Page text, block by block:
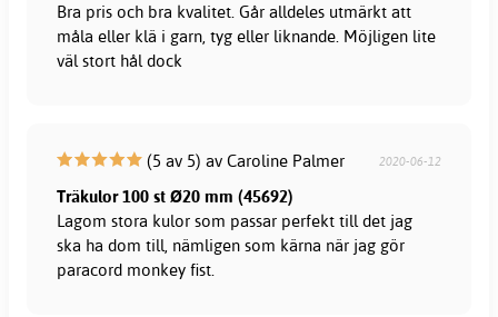
Bra pris och bra kvalitet. Går alldeles utmärkt att
måla eller klä i garn, tyg eller liknande. Möjligen lite
väl stort hål dock
(5 av 5) av Caroline Palmer 2020-06-12
Träkulor 100 st Ø20 mm (45692)
Lagom stora kulor som passar perfekt till det jag
ska ha dom till, nämligen som kärna när jag gör
paracord monkey fist.